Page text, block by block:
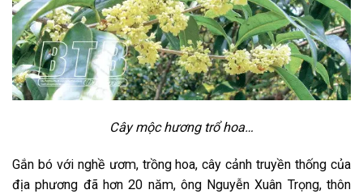
Cây mộc hương trổ hoa…
Gắn bó với nghề ươm, trồng hoa, cây cảnh truyền thống của
địa phương đã hơn 20 năm, ông Nguyễn Xuân Trọng, thôn